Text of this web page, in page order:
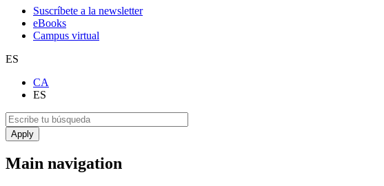
Suscríbete a la newsletter
eBooks
Campus virtual
ES
CA
ES
Main navigation